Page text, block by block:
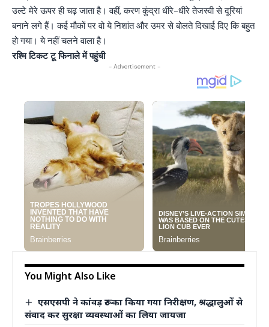
उल्टे मेरे ऊपर ही चढ़ जाता है। वहीं, करण कुंद्रा धीरे-धीरे तेजस्वी से दूरियां
बनाने लगे हैं। कई मौकों पर वो ये निशांत और उमर से बोलते दिखाई दिए कि बहुत
हो गया। ये नहीं चलने वाला है।
रश्मि टिकट टू फिनाले में पहुंची
- Advertisement -
You Might Also Like
एसएसपी ने कांवड़ रूट का किया गया निरीक्षण, श्रद्धालुओं से
संवाद कर सुरक्षा व्यवस्थाओं का लिया जायजा